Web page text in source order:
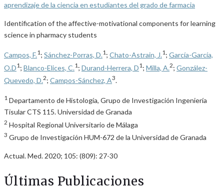
aprendizaje de la ciencia en estudiantes del grado de farmacia
Identification of the affective-motivational components for learning
science in pharmacy students
Campos, F.1 ; Sánchez-Porras, D.1 ; Chato-Astrain, J.1 ; García-García,
O.D1 ; Blanco-Elices, C. 1 ; Durand-Herrera, D1 ; Milla, A. 2; González-
Quevedo, D.2; Campos-Sánchez, A3.
1 Departamento de Histología, Grupo de Investigación Ingeniería
Tisular CTS 115. Universidad de Granada
2 Hospital Regional Universitario de Málaga
3 Grupo de Investigación HUM-672 de la Universidad de Granada
Actual. Med. 2020; 105: (809): 27-30
Últimas Publicaciones